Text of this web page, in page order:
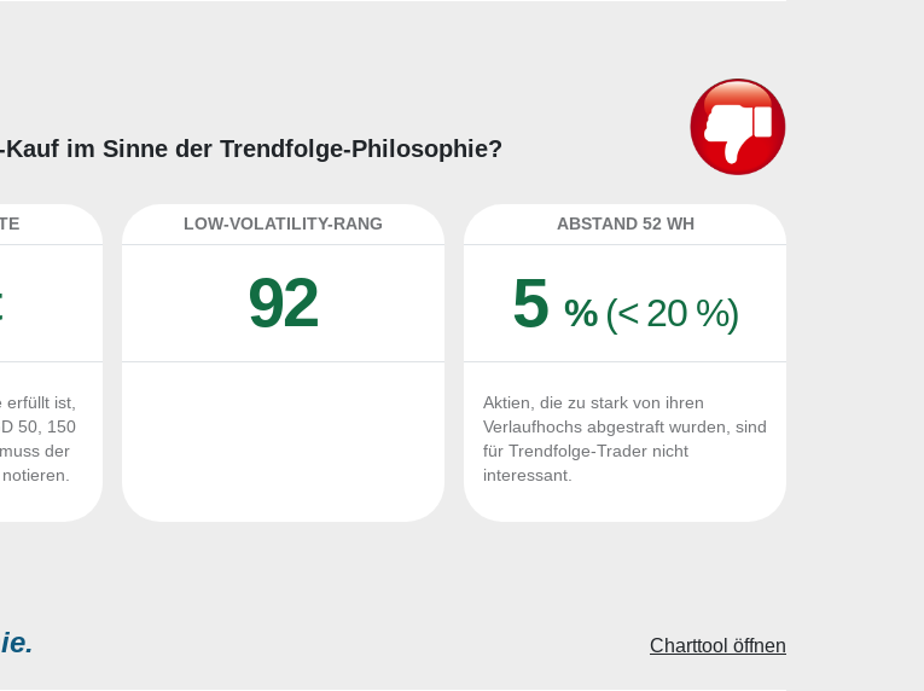
im Sinne der Trendfolge-Philosophie?
erfüllt ist,
50, 150
der
LOW-VOLATILITY-RANG
92
ABSTAND 52 WH
5% (< 20 %)
Aktien, die zu stark von ihren
Verlaufhochs abgestraft wurden, sind
für Trendfolge-Trader nicht
interessant.
Charttool öffnen